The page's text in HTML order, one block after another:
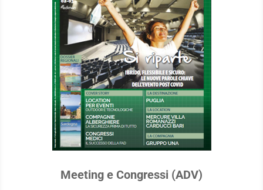
Meeting e Congressi (ADV)